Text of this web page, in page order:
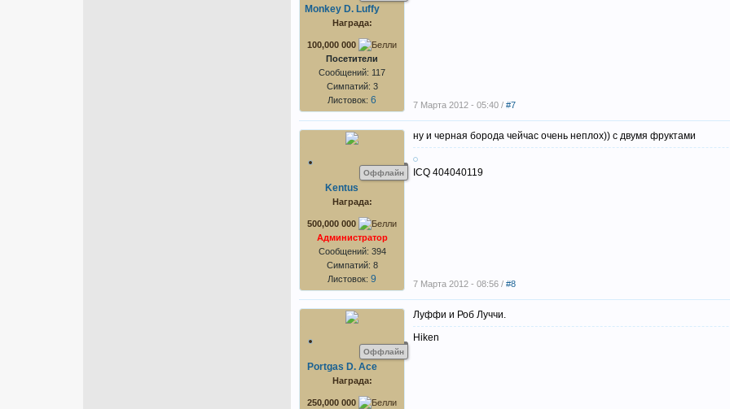
Monkey D. Luffy
Награда:
100,000 000
Посетители
Сообщений: 117
Симпатий: 3
Листовок: 6 7 Марта 2012 - 05:40 / #7
Оффлайн
Kentus
Награда:
500,000 000
Администратор
Сообщений: 394
Симпатий: 8
Листовок: 9
ну и черная борода чейчас очень неплох)) с двумя фруктами
ICQ 404040119
7 Марта 2012 - 08:56 / #8
Оффлайн
Portgas D. Ace
Награда:
250,000 000
Луффи и Роб Луччи.
Hiken